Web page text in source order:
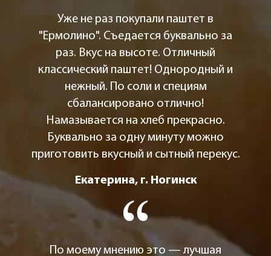
Уже не раз покупали паштет в
"Ермолино". Съедается буквально за
раз. Вкус на высоте. Отличный
классический паштет! Однородный и
нежный. По соли и специям
сбалансировано отлично!
Намазывается на хлеб прекрасно.
Буквально за одну минуту можно
приготовить вкусный и сытный перекус.
Екатерина, г. Ногинск
По моему мнению это — лучшая